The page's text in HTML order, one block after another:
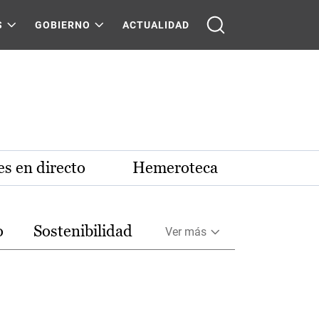
GOBIERNO ACTUALIDAD
en directo Hemeroteca
Sostenibilidad Ver más